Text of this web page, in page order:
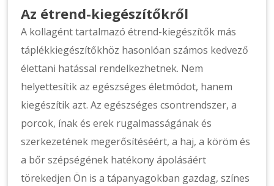
Az étrend-kiegészítőkről
A kollagént tartalmazó étrend-kiegészítők más
táplékkiegészítőkhöz hasonlóan számos kedvező
élettani hatással rendelkezhetnek. Nem
helyettesítik az egészséges életmódot, hanem
kiegészítik azt. Az egészséges csontrendszer, a
porcok, ínak és erek rugalmasságának és
szerkezetének megerősítéséért, a haj, a köröm és
a bőr szépségének hatékony ápolásáért
törekedjen Ön is a tápanyagokban gazdag, színes